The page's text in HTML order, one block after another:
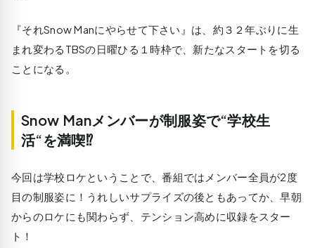
『それSnow Manにやらせて下さい』は、約３２年ぶりに生
まれ変わるTBSの日曜ひる１時枠で、新たなスタートを切る
ことになる。
Snow Manメンバーが制服姿で“学校生
活“を満喫⁉
今回は学校ロケということで、番組ではメンバー全員が2度
目の制服姿に！うれしいサプライズの後ともあってか、早朝
からのロケにも関わらず、テンション高めに収録をスター
ト！